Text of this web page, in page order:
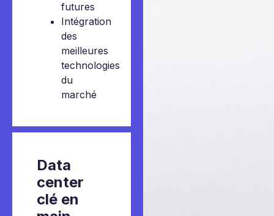
futures
Intégration
des
meilleures
technologies
du
marché
Data
center
clé en